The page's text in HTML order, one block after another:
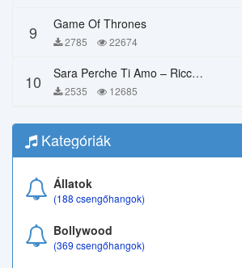
9 Game Of Thrones
2785 22674
10 Sara Perche Ti Amo – Ricchi E Poveri
2535 12685
Kategóriák
Állatok
(188 csengőhangok)
Bollywood
(369 csengőhangok)